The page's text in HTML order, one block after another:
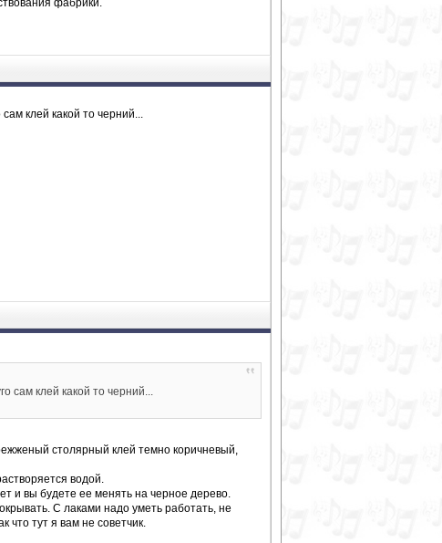
фабрики.
клей какой то черний...
сам клей какой то черний...
столярный клей темно коричневый,
водой.
и вы будете ее менять на черное дерево.
С лаками надо уметь работать, не
тут я вам не советчик.